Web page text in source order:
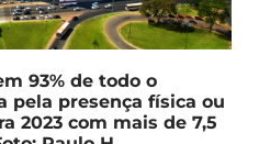
93% de todo o
pela presença física ou
2023 com mais de 7,5